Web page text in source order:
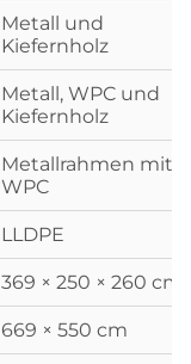
Metall und
Kiefernholz
Metall, WPC und
Kiefernholz
Metallrahmen mit
WPC
LLDPE
369 × 250 × 260 cm
669 × 550 cm